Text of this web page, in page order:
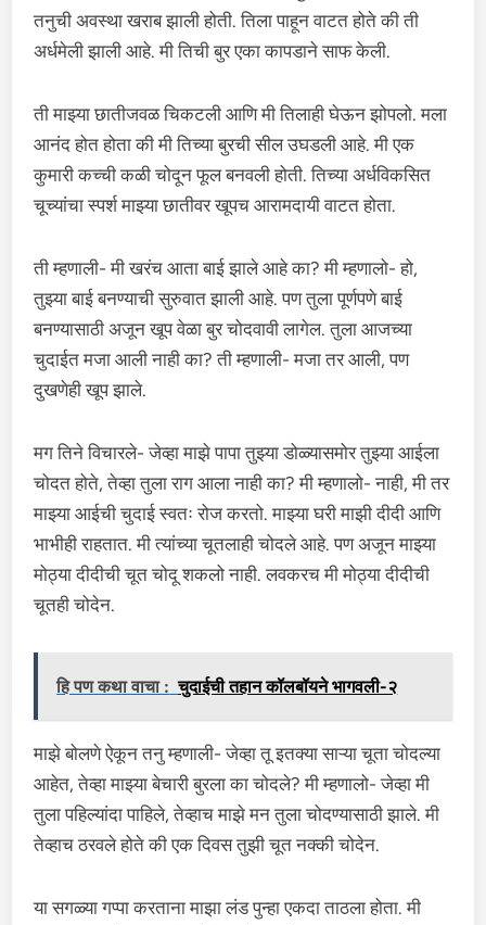
तनुची अवस्था खराब झाली होती. तिला पाहून वाटत होते की ती
अर्धमेली झाली आहे. मी तिची बुर एका कापडाने साफ केली.
ती माझ्या छातीजवळ चिकटली आणि मी तिलाही घेऊन झोपलो. मला
आनंद होत होता की मी तिच्या बुरची सील उघडली आहे. मी एक
कुमारी कच्ची कळी चोदून फूल बनवली होती. तिच्या अर्धविकसित
चूच्यांचा स्पर्श माझ्या छातीवर खूपच आरामदायी वाटत होता.
ती म्हणाली- मी खरंच आता बाई झाले आहे का? मी म्हणालो- हो,
तुझ्या बाई बनण्याची सुरुवात झाली आहे. पण तुला पूर्णपणे बाई
बनण्यासाठी अजून खूप वेळा बुर चोदवावी लागेल. तुला आजच्या
चुदाईत मजा आली नाही का? ती म्हणाली- मजा तर आली, पण
दुखणेही खूप झाले.
मग तिने विचारले- जेव्हा माझे पापा तुझ्या डोळ्यासमोर तुझ्या आईला
चोदत होते, तेव्हा तुला राग आला नाही का? मी म्हणालो- नाही, मी तर
माझ्या आईची चुदाई स्वतः रोज करतो. माझ्या घरी माझी दीदी आणि
भाभीही राहतात. मी त्यांच्या चूतलाही चोदले आहे. पण अजून माझ्या
मोठ्या दीदीची चूत चोदू शकलो नाही. लवकरच मी मोठ्या दीदीची
चूतही चोदेन.
हि पण कथा वाचा : चुदाईची तहान कॉलबॉयने भागवली-२
माझे बोलणे ऐकून तनु म्हणाली- जेव्हा तू इतक्या साऱ्या चूता चोदल्या
आहेत, तेव्हा माझ्या बेचारी बुरला का चोदले? मी म्हणालो- जेव्हा मी
तुला पहिल्यांदा पाहिले, तेव्हाच माझे मन तुला चोदण्यासाठी झाले. मी
तेव्हाच ठरवले होते की एक दिवस तुझी चूत नक्की चोदेन.
या सगळ्या गप्पा करताना माझा लंड पुन्हा एकदा ताठला होता. मी